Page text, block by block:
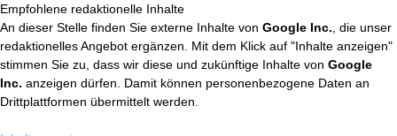
Empfohlene redaktionelle Inhalte
An dieser Stelle finden Sie externe Inhalte von Google Inc. , die unser
redaktionelles Angebot ergänzen. Mit dem Klick auf "Inhalte anzeigen"
stimmen Sie zu, dass wir diese und zukünftige Inhalte von Google
Inc. anzeigen dürfen. Damit können personenbezogene Daten an
Drittplattformen übermittelt werden.